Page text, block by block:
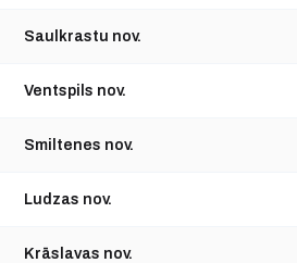
Saulkrastu nov.
Ventspils nov.
Smiltenes nov.
Ludzas nov.
Krāslavas nov.